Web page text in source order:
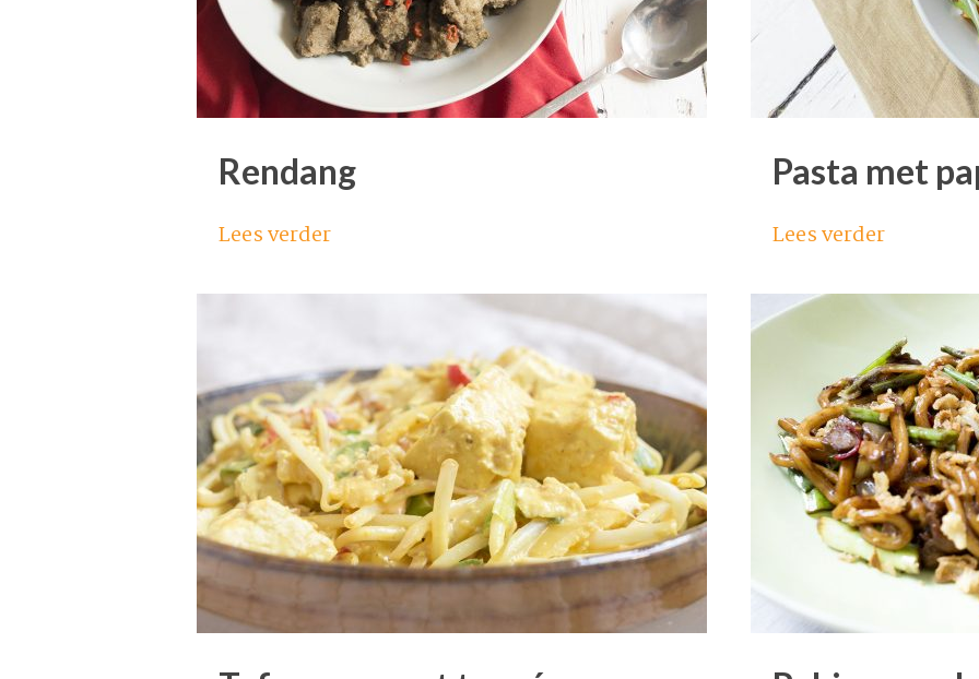
Rendang
Lees verder
Pasta met
Lees verder